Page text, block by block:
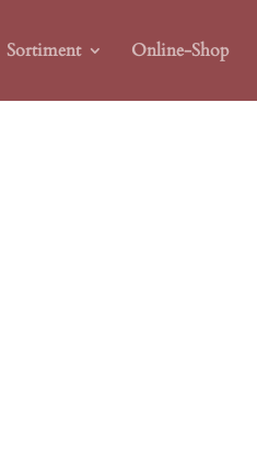
Sortiment Online-Shop